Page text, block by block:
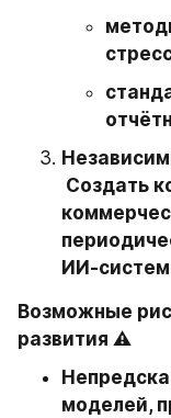
Возможные
развития ⚠️
моделей,